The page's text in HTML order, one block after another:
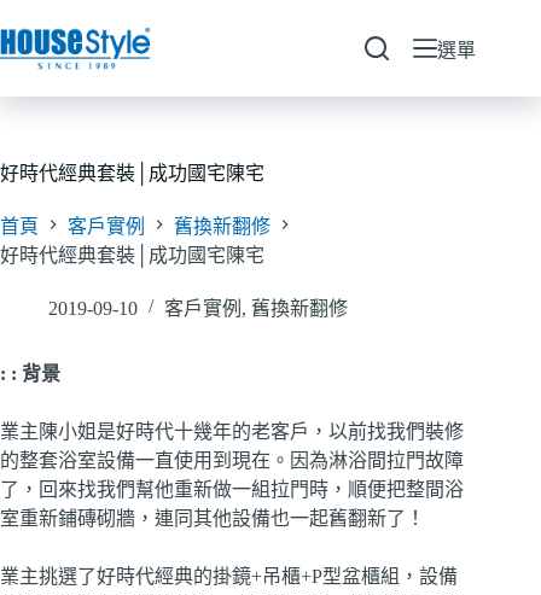
至
要
容
選單
好時代經典套裝│成功國宅陳宅
首頁 客戶實例
舊換新翻修
好時代經典套裝│成功國宅陳宅
2019-09-10 客戶實例 , 舊換新翻修
: : 背景
業主陳小姐是好時代十幾年的老客戶，以前找我們裝修
的整套浴室設備一直使用到現在。因為淋浴間拉門故障
了，回來找我們幫他重新做一組拉門時，順便把整間浴
室重新鋪磚砌牆，連同其他設備也一起舊翻新了！
業主挑選了好時代經典的掛鏡+吊櫃+P型盆櫃組，設備